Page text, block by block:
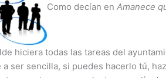
Como decían enAmanece
hiciera todas las tareas del
ser sencilla, si puedes hacerlo tú,